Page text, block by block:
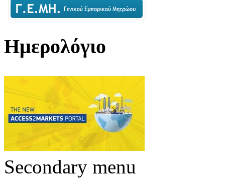
Ημερολόγιο
Secondary menu